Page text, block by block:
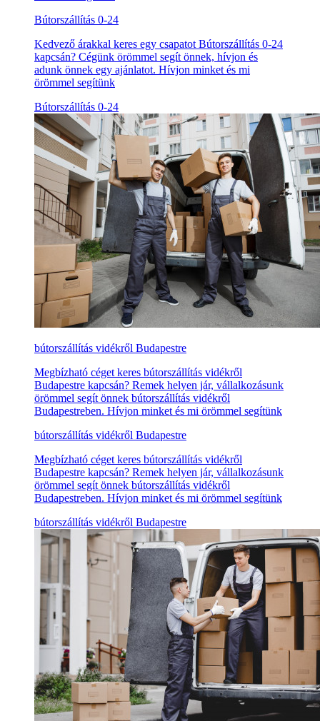
Bútorszállítás 0-24
Kedvező árakkal keres egy csapatot Bútorszállítás 0-24
kapcsán? Cégünk örömmel segít önnek, hívjon és
adunk önnek egy ajánlatot. Hívjon minket és mi
örömmel segítünk
Bútorszállítás 0-24
bútorszállítás vidékről Budapestre
Megbízható céget keres bútorszállítás vidékről
Budapestre kapcsán? Remek helyen jár, vállalkozásunk
örömmel segít önnek bútorszállítás vidékről
Budapestreben. Hívjon minket és mi örömmel segítünk
bútorszállítás vidékről Budapestre
Megbízható céget keres bútorszállítás vidékről
Budapestre kapcsán? Remek helyen jár, vállalkozásunk
örömmel segít önnek bútorszállítás vidékről
Budapestreben. Hívjon minket és mi örömmel segítünk
bútorszállítás vidékről Budapestre